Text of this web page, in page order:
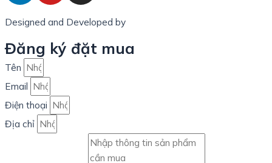
Designed and Developed by
Đăng ký đặt mua
Tên
Email
Điện thoại
Địa chỉ